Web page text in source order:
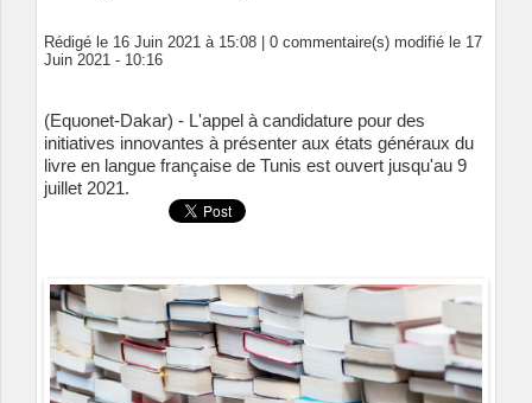
Rédigé le 16 Juin 2021 à 15:08 | 0 commentaire(s) modifié le 17
Juin 2021 - 10:16
(Equonet-Dakar) - L'appel à candidature pour des
initiatives innovantes à présenter aux états généraux du
livre en langue française de Tunis est ouvert jusqu'au 9
juillet 2021.